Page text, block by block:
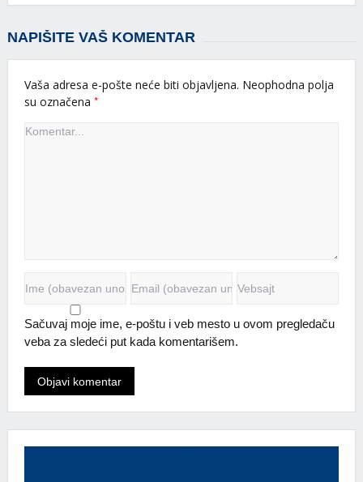
NAPIŠITE VAŠ KOMENTAR
Vaša adresa e-pošte neće biti objavljena. Neophodna polja
su označena *
Sačuvaj moje ime, e-poštu i veb mesto u ovom pregledaču
veba za sledeći put kada komentarišem.